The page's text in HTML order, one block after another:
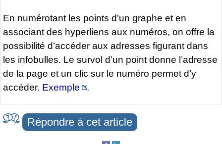
En numérotant les points d’un graphe et en
associant des hyperliens aux numéros, on offre la
possibilité d’accéder aux adresses figurant dans
les infobulles. Le survol d’un point donne l’adresse
de la page et un clic sur le numéro permet d’y
accéder. Exemple .
Répondre à cet article